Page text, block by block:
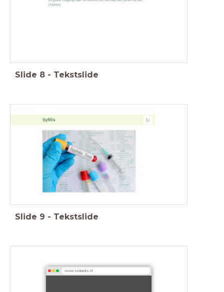
Slide 8 - Tekstslide
Slide 9 - Tekstslide
www.soaaids.nl